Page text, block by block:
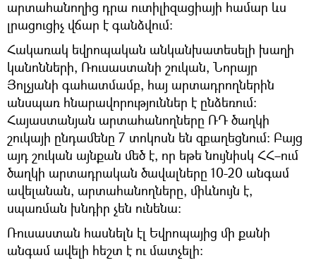
արտահանողից դրա ուտիլիզացիայի համար ևս
լրացուցիչ վճար է գանձվում։
Հակառակ եվրոպական անկանխատեսելի խաղի
կանոնների, Ռուսաստանի շուկան, Նորայր
Յոլչյանի գահատմամբ, հայ արտադրողներին
անսպառ հնարավորություններ է ընձեռում։
Հայաստանյան արտահանողները ՌԴ ծաղկի
շուկայի ընդամենը 7 տոկոսն են զբաղեցնում։ Բայց
այդ շուկան այնքան մեծ է, որ եթե նույնիսկ ՀՀ–ում
ծաղկի արտադրական ծավալները 10-20 անգամ
ավելանան, արտահանողները, միևնույն է,
սպառման խնդիր չեն ունենա։
Ռուսաստան հասնելն էլ Եվրոպայից մի քանի
անգամ ավելի հեշտ է ու մատչելի։